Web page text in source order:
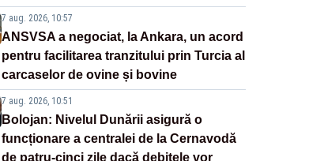
7 aug. 2026, 10:57
ANSVSA a negociat, la Ankara, un acord
pentru facilitarea tranzitului prin Turcia al
carcaselor de ovine și bovine
7 aug. 2026, 10:51
Bolojan: Nivelul Dunării asigură o
funcționare a centralei de la Cernavodă
de patru-cinci zile dacă debitele vor